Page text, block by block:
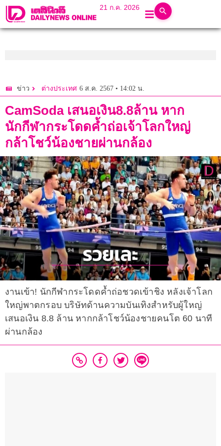
21 ก.ค. 2026
ข่าว ต่างประเทศ 6 ส.ค. 2567 • 14:02 น.
CamSoda เสนอเงิน8.8ล้าน หาก
นักกีฬากระโดดค้ำถ่อเจ้าโลกใหญ่
กล้าโชว์น้องชายผ่านกล้อง
งานเข้า! นักกีฬากระโดดค้ำถ่อชวดเข้าชิง หลังเจ้าโลก
ใหญ่พาตกรอบ บริษัทด้านความบันเทิงสำหรับผู้ใหญ่
เสนอเงิน 8.8 ล้าน หากกล้าโชว์น้องชายคนโต 60 นาที
ผ่านกล้อง